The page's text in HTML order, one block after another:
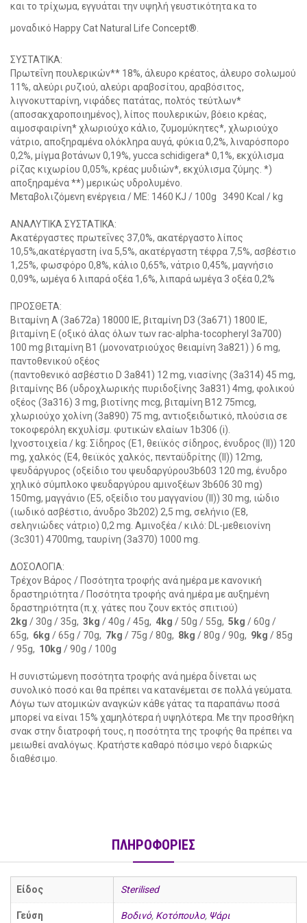
και το τρίχωμα, εγγυάται την υψηλή γευστικότητα κα το
μοναδικό Happy Cat Natural Life Concept®.
ΣΥΣΤΑΤΙΚΑ:
Πρωτεΐνη πουλερικών** 18%, άλευρο κρέατος, άλευρο σολωμού
11%, αλεύρι ρυζιού, αλεύρι αραβοσίτου, αραβόσιτος,
λιγνοκυτταρίνη, νιφάδες πατάτας, πολτός τεύτλων*
(αποσακχαροποιημένος), λίπος πουλερικών, βόειο κρέας,
αιμοσφαιρίνη* χλωριούχο κάλιο, ζυμομύκητες*, χλωριούχο
νάτριο, αποξηραμένα ολόκληρα αυγά, φύκια 0,2%, λιναρόσπορο
0,2%, μίγμα βοτάνων 0,19%, yucca schidigera* 0,1%, εκχύλισμα
ρίζας κιχωρίου 0,05%, κρέας μυδιών*, εκχύλισμα ζύμης. *)
αποξηραμένα **) μερικώς υδρολυμένο.
Μεταβολιζόμενη ενέργεια / ΜΕ: 1460 KJ / 100g 3490 Kcal / kg
ΑΝΑΛΥΤΙΚΑ ΣΥΣΤΑΤΙΚΑ:
Ακατέργαστες πρωτεΐνες 37,0%, ακατέργαστο λίπος
10,5%,ακατέργαστη ίνα 5,5%, ακατέργαστη τέφρα 7,5%, ασβέστιο
1,25%, φωσφόρο 0,8%, κάλιο 0,65%, νάτριο 0,45%, μαγνήσιο
0,09%, ωμέγα 6 λιπαρά οξέα 1,6%, λιπαρά ωμέγα 3 οξέα 0,2%
ΠΡΟΣΘΕΤΑ:
Βιταμίνη Α (3a672a) 18000 IE, βιταμίνη D3 (3a671) 1800 IE,
βιταμίνη Ε (οξικό άλας όλων των rac-alpha-tocopheryl 3a700)
100 mg βιταμίνη B1 (μονονατριούχος θειαμίνη 3a821) ) 6 mg,
παντοθενικού οξέος
(παντοθενικό ασβέστιο D 3a841) 12 mg, νιασίνης (3a314) 45 mg,
βιταμίνης Β6 (υδροχλωρικής πυριδοξίνης 3a831) 4mg, φολικού
οξέος (3a316) 3 mg, βιοτίνης mcg, βιταμίνη Β12 75mcg,
χλωριούχο χολίνη (3a890) 75 mg, αντιοξειδωτικό, πλούσια σε
τοκοφερόλη εκχυλίσμ. φυτικών ελαίων 1b306 (i).
Ιχνοστοιχεία / kg: Σίδηρος (E1, θειϊκός σίδηρος, ένυδρος (ΙΙ)) 120
mg, χαλκός (E4, θειϊκός χαλκός, πενταϋδρίτης (II)) 12mg,
ψευδάργυρος (οξείδιο του ψευδαργύρου3b603 120 mg, ένυδρο
χηλικό σύμπλοκο ψευδαργύρου αμινοξέων 3b606 30 mg)
150mg, μαγγάνιο (E5, οξείδιο του μαγγανίου (II)) 30 mg, ιώδιο
(ιωδικό ασβέστιο, άνυδρο 3b202) 2,5 mg, σελήνιο (E8,
σεληνιώδες νάτριο) 0,2 mg. Αμινοξέα / κιλό: DL-μεθειονίνη
(3c301) 4700mg, ταυρίνη (3a370) 1000 mg.
ΔΟΣΟΛΟΓΙΑ:
Τρέχον Βάρος / Ποσότητα τροφής ανά ημέρα με κανονική
δραστηριότητα / Ποσότητα τροφής ανά ημέρα με αυξημένη
δραστηριότητα (π.χ. γάτες που ζουν εκτός σπιτιού)
2kg / 30g / 35g, 3kg / 40g / 45g, 4kg / 50g / 55g, 5kg / 60g /
65g, 6kg / 65g / 70g, 7kg / 75g / 80g, 8kg / 80g / 90g, 9kg / 85g
/ 95g, 10kg / 90g / 100g
Η συνιστώμενη ποσότητα τροφής ανά ημέρα δίνεται ως
συνολικό ποσό και θα πρέπει να κατανέμεται σε πολλά γεύματα.
Λόγω των ατομικών αναγκών κάθε γάτας τα παραπάνω ποσά
μπορεί να είναι 15% χαμηλότερα ή υψηλότερα. Με την προσθήκη
σνακ στην διατροφή τους, η ποσότητα της τροφής θα πρέπει να
μειωθεί αναλόγως. Κρατήστε καθαρό πόσιμο νερό διαρκώς
διαθέσιμο.
ΠΛΗΡΟΦΟΡΙΕΣ
Είδος Sterilised
Γεύση Βοδινό, Κοτόπουλο, Ψάρι